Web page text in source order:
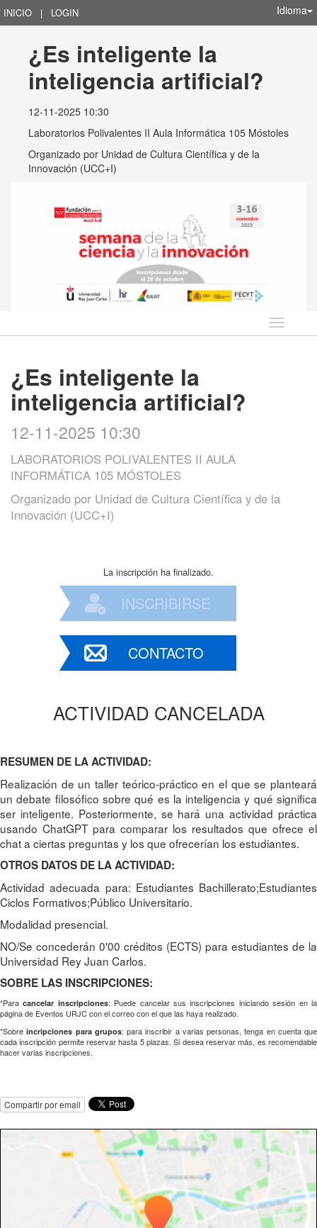
INICIO | LOGIN Idioma
¿Es inteligente la
inteligencia artificial?
12-11-2025 10:30
Laboratorios Polivalentes II Aula Informática 105 Móstoles
Organizado por Unidad de Cultura Científica y de la
Innovación (UCC+I)
Idioma
¿Es inteligente la
inteligencia artificial?
12-11-2025 10:30
LABORATORIOS POLIVALENTES II AULA
INFORMÁTICA 105 MÓSTOLES
Organizado por Unidad de Cultura Científica y de la
Innovación (UCC+I)
La inscripción ha finalizado.
INSCRIBIRSE
CONTACTO
ACTIVIDAD CANCELADA
RESUMEN DE LA ACTIVIDAD:
Realización de un taller teórico-práctico en el que se planteará
un debate filosófico sobre qué es la inteligencia y qué significa
ser inteligente. Posteriormente, se hará una actividad práctica
usando ChatGPT para comparar los resultados que ofrece el
chat a ciertas preguntas y los que ofrecerían los estudiantes.
OTROS DATOS DE LA ACTIVIDAD:
Actividad adecuada para: Estudiantes Bachillerato;Estudiantes
Ciclos Formativos;Público Universitario.
Modalidad presencial.
NO/Se concederán 0'00 créditos (ECTS) para estudiantes de la
Universidad Rey Juan Carlos.
SOBRE LAS INSCRIPCIONES:
*Para cancelar inscripciones: Puede cancelar sus inscripciones iniciando sesión en la
página de Eventos URJC con el correo con el que las haya realizado.
*Sobreincripciones para grupos: para inscribir a varias personas, tenga en cuenta que
cada inscripción permite reservar hasta 5 plazas. Si desea reservar más, es recomendable
hacer varias inscripciones.
Compartir por email